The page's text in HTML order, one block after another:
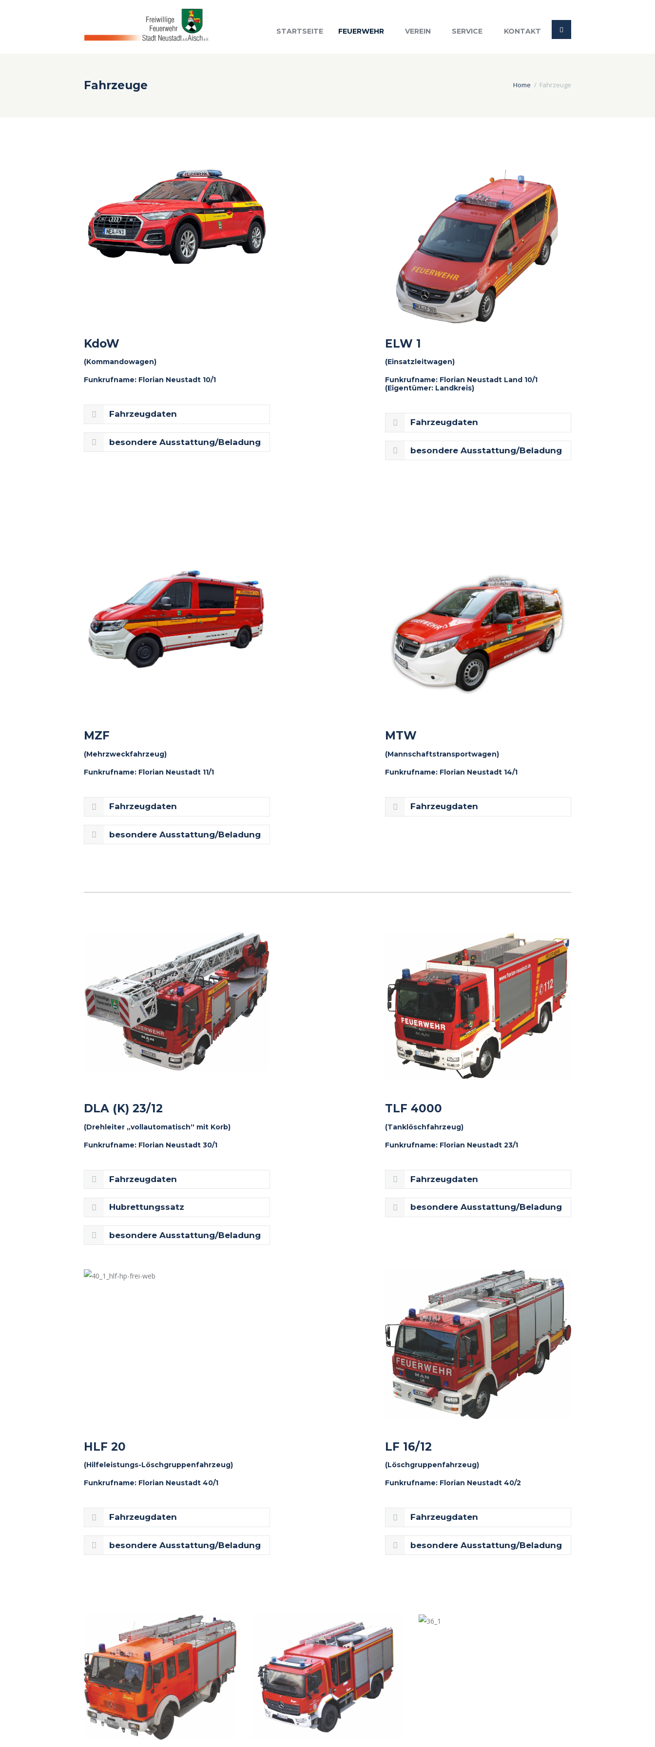
STARTSEITE FEUERWEHR VEREIN SERVICE KONTAKT
Fahrzeuge Home Fahrzeuge
KdoW
(Kommandowagen)
Funkrufname: Florian Neustadt 10/1
Fahrzeugdaten
besondere Ausstattung/Beladung
ELW 1
(Einsatzleitwagen)
Funkrufname: Florian Neustadt Land 10/1
(Eigentümer: Landkreis)
Fahrzeugdaten
besondere Ausstattung/Beladung
MZF
(Mehrzweckfahrzeug)
Funkrufname: Florian Neustadt 11/1
Fahrzeugdaten
besondere Ausstattung/Beladung
MTW
(Mannschaftstransportwagen)
Funkrufname: Florian Neustadt 14/1
Fahrzeugdaten
DLA (K) 23/12
(Drehleiter „vollautomatisch“ mit Korb)
Funkrufname: Florian Neustadt 30/1
Fahrzeugdaten
Hubrettungssatz
besondere Ausstattung/Beladung
TLF 4000
(Tanklöschfahrzeug)
Funkrufname: Florian Neustadt 23/1
Fahrzeugdaten
besondere Ausstattung/Beladung
HLF 20
(Hilfeleistungs-Löschgruppenfahrzeug)
Funkrufname: Florian Neustadt 40/1
Fahrzeugdaten
besondere Ausstattung/Beladung
LF 16/12
(Löschgruppenfahrzeug)
Funkrufname: Florian Neustadt 40/2
Fahrzeugdaten
besondere Ausstattung/Beladung